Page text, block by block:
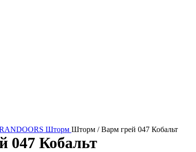
Шторм Шторм / Варм грей 047 Кобальт
047 Кобальт